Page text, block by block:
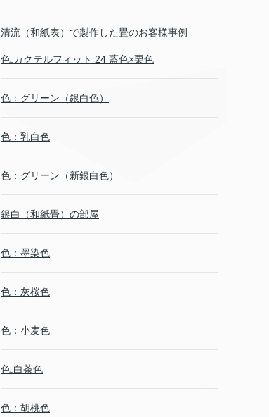
清流（和紙表）で製作した畳のお客様事例
色:カクテルフィット 24 藍色×栗色
色：グリーン（銀白色）
色：乳白色
色：グリーン（新銀白色）
銀白（和紙畳）の部屋
色：墨染色
色：灰桜色
色：小麦色
色:白茶色
色：胡桃色